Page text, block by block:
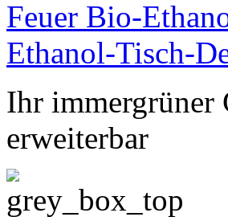
Ihr
erweiterbar